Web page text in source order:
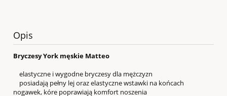
Opis
Bryczesy York męskie Matteo
elastyczne i wygodne bryczesy dla mężczyzn
posiadają pełny lej oraz elastyczne wstawki na końcach
nogawek, kóre poprawiają komfort noszenia